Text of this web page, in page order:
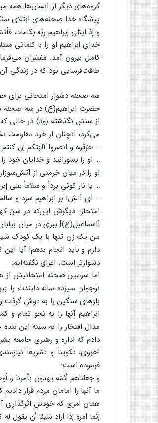
گروه‌های دیگر از انسان‌ها همه
پیشگاه خدا صحنه‌های ابتلای
و إذ ابتلی إبراهیم ربّه بکلمات
خدای ابراهیم او را با کلماتی
کامل بیرون آمد. مفسّران
طاقت‌فرسایی بود که در زندگی
سه صحنه دشوار امتحانی برای
حضرت ابراهیم(ع) در سه صحنه
از سنش نگذشته بود) در حالی که
می‌کرد، آنچنان از خود مقاومت
… حرّقوه و انصروا آلهتکم إن کنتم
… او را بسوزانید و خدایان خود
او را در میان خرمنی از
… یا نار کونی برداً و سلاماً علی
… ای آتش! بر ابراهیم سرد و
امتحان دیگرش این‌که در سنّ
[اسماعیل(ع)] ببری در میان
من یک زن تنها با یک کودک
دارم و باید انجام بدهم! آیا
دشوارتر است، اغراق نگفته‌ایم.
اما سومین صحنه امتحانیش از
نوجوان سیزده ساله دلبندت را
بارهای سنگین را به دوش گرفت
ابراهیم آنها را به نحو تمام و
مدال افتخار را به سینه این
دادم که اداره و رهبری جامعه
اخروی، تکویناً و تشریعاً
فرموده است:
و جعلناهم أئمّه یهدون بأمرنا و
ما آنها را امامان مردم قرار
همان امری که خودش اثرگذاری
إنّما أمره إذا أراد شیئا أن یقول له